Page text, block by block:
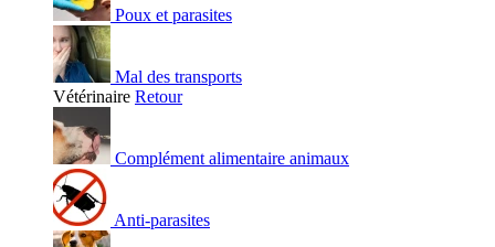
Poux et parasites
Mal des transports
Vétérinaire Retour
Complément alimentaire animaux
Anti-parasites